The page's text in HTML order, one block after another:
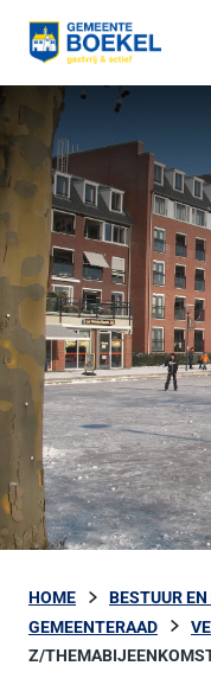
HOME
BESTUUR
GEMEENTERAAD
Z/